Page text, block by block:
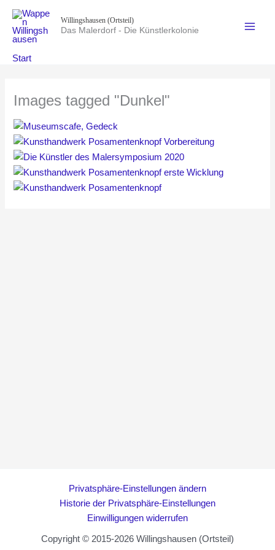
Inhalt
springen
Willingshausen (Ortsteil)
Das Malerdorf - Die Künstlerkolonie
Start
Images tagged "Dunkel"
Privatsphäre-Einstellungen ändern
Historie der Privatsphäre-Einstellungen
Einwilligungen widerrufen
Copyright © 2015-2026 Willingshausen (Ortsteil)